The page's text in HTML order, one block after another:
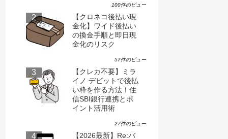
100件のビュー
【クロネコ後払い現
金化】ワイド後払い
の換金手順と即日現
金化のリスク
57件のビュー
【クレカ不要】ミラ
イノ デビットで後払
い枠を作る方法！住
信SBI銀行連携とポ
イント活用術
27件のビュー
【2026最新】Re:バ